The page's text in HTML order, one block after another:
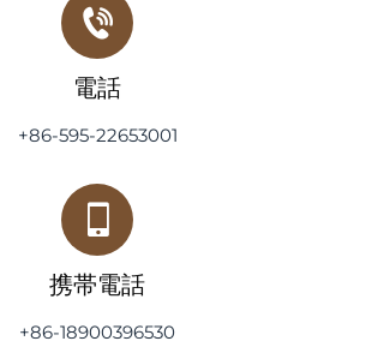
電話
+86-595-22653001
携帯電話
+86-18900396530